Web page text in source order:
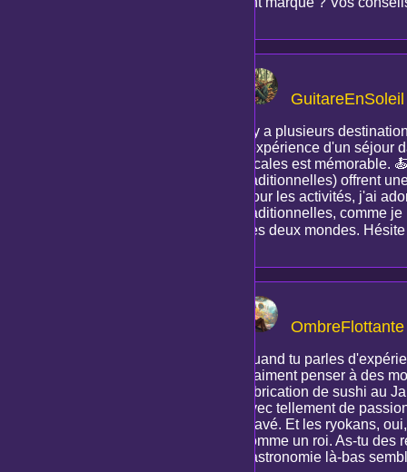
GuitareEnSoleil
Il y a plusieurs
l'expérience d'un séjour
locales est mémorable.
traditionnelles) offrent
Pour les activités, j'ai
traditionnelles, comme
des deux mondes.
OmbreFlottante
Quand tu parles
vraiment penser à des
fabrication de sushi au
avec tellement de
gravé. Et les ryokans,
comme un roi. As-tu
gastronomie là-bas